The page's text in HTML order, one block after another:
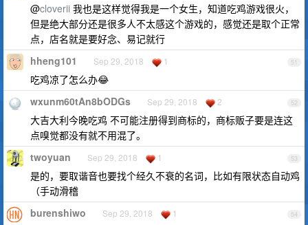
@cloverii 我也是这样觉得我是一个女生，知道吃鸡游戏很火，
但是绝大部分还是很多人不太感这个游戏的，感觉还是取个正常
点，店名就是要好念、易记就行
51
hheng101 Sep 29, 2018 1
吃鸡凉了怎么办😂
52
wxunm60tAn8bODGs Sep 29, 2018 2
大吉大利今晚吃鸡 不可能注册得到商标的，商标贩子要是连这
点嗅觉都没有就不用混了。
53
twoyuan Sep 29, 2018 1
是的，要取谐音也要找个经久不衰的名词，比如有限状态自动鸡
（手动滑稽
54
burenshiwo Sep 29, 2018 1